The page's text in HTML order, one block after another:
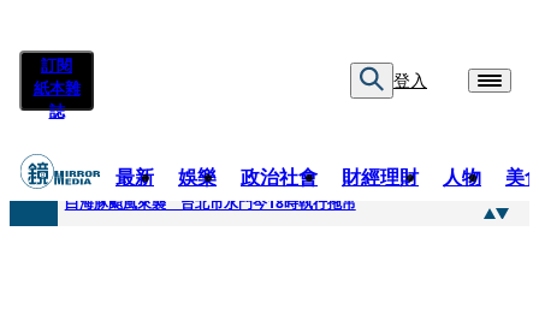
訂閱
紙本雜
誌
登入
最新 娛樂 政治社會 財經理財 人物 美
快訊
白海豚颱風來襲 台北市水門今18時執行拖吊